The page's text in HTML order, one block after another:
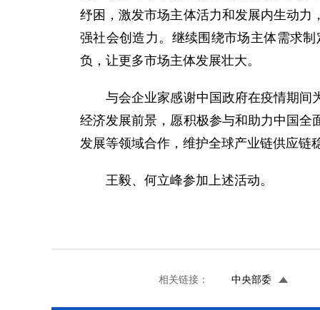
纾困，激发市场主体活力和发展内生动
强社会创造力。继续围绕市场主体需求
负，让更多市场主体发展壮大。
与会企业家感谢中国政府在疫情期间为
经济发展前景，愿积极参与和助力中国
发展等领域合作，维护全球产业链供应链
王毅、何立峰参加上述活动。
相关链接： 中央部委